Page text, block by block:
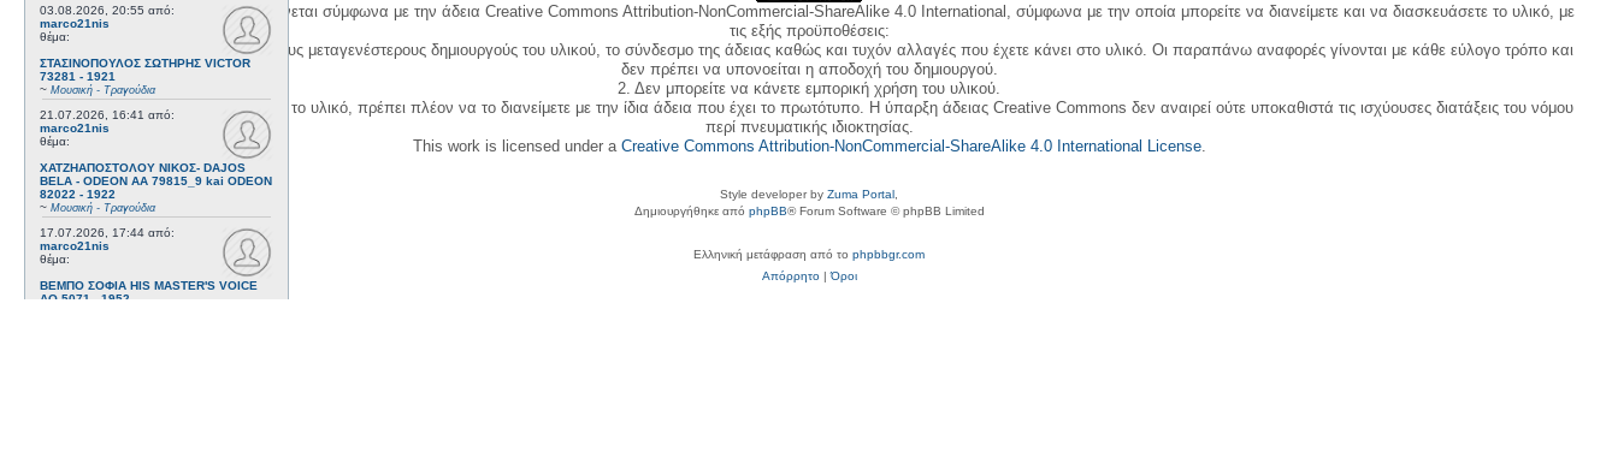
03.08.2026, 20:55 από:
marco21nis
θέμα:
ΣΤΑΣΙΝΟΠΟΥΛΟΣ ΣΩΤΗΡΗΣ VICTOR
73281 - 1921
~ Μουσική - Τραγούδια
21.07.2026, 16:41 από:
marco21nis
θέμα:
ΧΑΤΖΗΑΠΟΣΤΟΛΟΥ ΝΙΚΟΣ- DAJOS
BELA - ODEON AA 79815_9 kai ODEON
82022 - 1922
~ Μουσική - Τραγούδια
17.07.2026, 17:44 από:
marco21nis
θέμα:
ΒΕΜΠΟ ΣΟΦΙΑ HIS MASTER'S VOICE
AO 5071 - 1952
Η χρήση του υλικού της σελίδας γίνεται σύμφωνα με την άδεια Creative Commons Attribution-NonCommercial-ShareAlike 4.0 International, σύμφωνα με την οποία μπορείτε να διανείμετε και να διασκευάσετε το υλικό, με
τις εξής προϋποθέσεις:
1. Να αναφέρετε τον αρχικό και τους μεταγενέστερους δημιουργούς του υλικού, το σύνδεσμο της άδειας καθώς και τυχόν αλλαγές που έχετε κάνει στο υλικό. Οι παραπάνω αναφορές γίνονται με κάθε εύλογο τρόπο και
δεν πρέπει να υπονοείται η αποδοχή του δημιουργού.
2. Δεν μπορείτε να κάνετε εμπορική χρήση του υλικού.
3. Αν διασκευάσετε με κάθε τρόπο το υλικό, πρέπει πλέον να το διανείμετε με την ίδια άδεια που έχει το πρωτότυπο. Η ύπαρξη άδειας Creative Commons δεν αναιρεί ούτε υποκαθιστά τις ισχύουσες διατάξεις του νόμου
περί πνευματικής ιδιοκτησίας.
This work is licensed under a Creative Commons Attribution-NonCommercial-ShareAlike 4.0 International License.
Style developer by Zuma Portal
Δημιουργήθηκε από phpBB® Forum Software © phpBB Limited
Ελληνική μετάφραση από το phpbbgr.com
Απόρρητο|Όροι